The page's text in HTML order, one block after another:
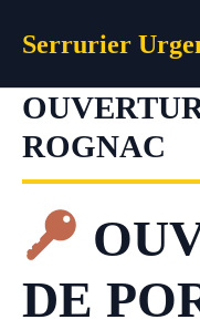
Serrurier
ROGNAC
DE